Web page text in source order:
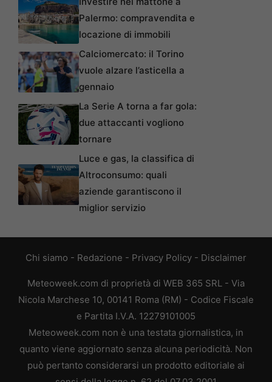
Palermo: compravendita e
locazione di immobili
Calciomercato: il Torino
vuole alzare l’asticella a
gennaio
La Serie A torna a far gola:
due attaccanti vogliono
tornare
Luce e gas, la classifica di
Altroconsumo: quali
aziende garantiscono il
miglior servizio
Chi siamo - Redazione - Privacy Policy - Disclaimer
Meteoweek.com di proprietà di WEB 365 SRL - Via
Nicola Marchese 10, 00141 Roma (RM) - Codice Fiscale
e Partita I.V.A. 12279101005
Meteoweek.com non è una testata giornalistica, in
quanto viene aggiornato senza alcuna periodicità. Non
può pertanto considerarsi un prodotto editoriale ai